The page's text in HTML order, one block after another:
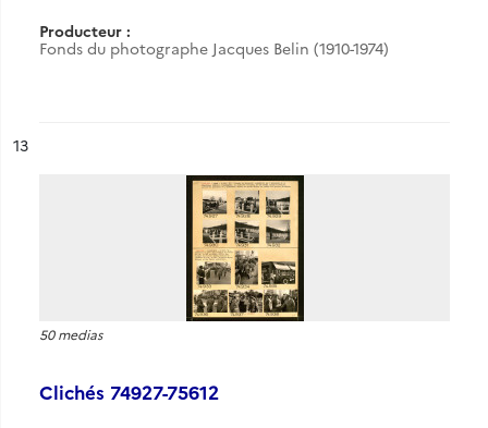
Producteur :
Fonds du photographe Jacques Belin (1910-1974)
n°
13
50 medias
Clichés 74927-75612